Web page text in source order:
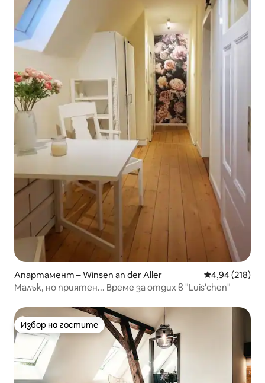
Апартамент – Winsen an der Aller Средна
4,94 (218)
Малък, но приятен... Време за отдих в "Luis'chen"
Избор на гостите
Избор на гостите